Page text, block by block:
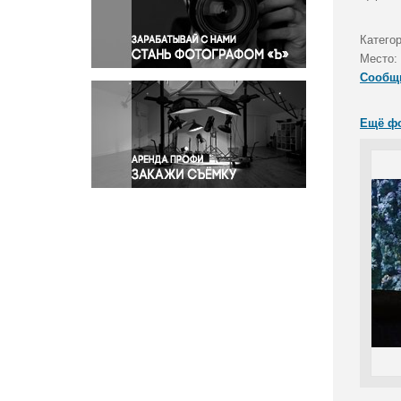
Правосудие
Происшествия и конфликты
Религия
Светская жизнь
Спорт
Экология
Экономика и бизнес
Место:
Ещё